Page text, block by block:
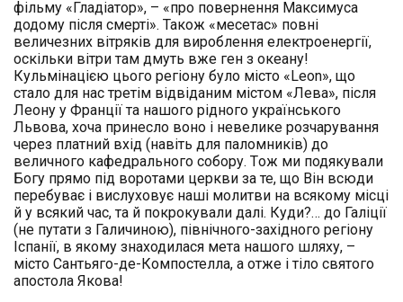
фільму «Гладіатор», – «про повернення Максимуса
додому після смерті». Також «месетас» повні
величезних вітряків для вироблення електроенергії,
оскільки вітри там дмуть вже ген з океану!
Кульмінацією цього регіону було місто «Leon», що
стало для нас третім відвіданим містом «Лева», після
Леону у Франції та нашого рідного українського
Львова, хоча принесло воно і невелике розчарування
через платний вхід (навіть для паломників) до
величного кафедрального собору. Tож ми подякували
Богу прямо під воротами церкви за те, що Він всюди
перебуває і вислуховує наші молитви на всякому місці
й у всякий час, та й покрокували далі. Куди?… до Галіції
(не путати з Галичиною), північного-західного регіону
Іспанії, в якому знаходилася мета нашого шляху, –
місто Сантьяго-де-Компостелла, а отже і тіло святого
апостола Якова!